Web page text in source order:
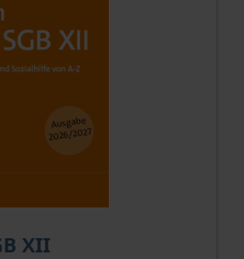
XII
options chosen on the